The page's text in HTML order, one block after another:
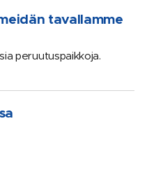
tavallamme
peruutuspaikkoja.